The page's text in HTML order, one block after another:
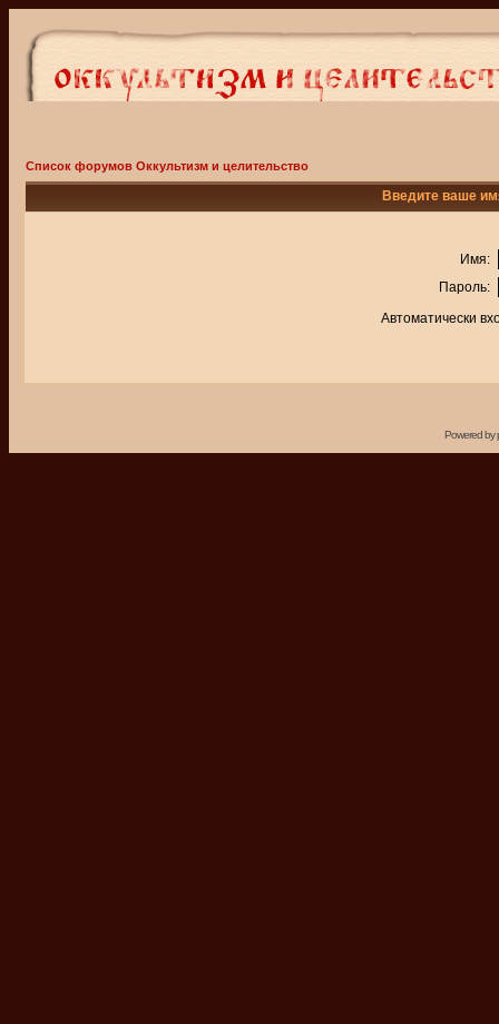
Список форумов Оккультизм и целительство
Введите ваше
Имя:
Пароль:
Автоматически
Powered by